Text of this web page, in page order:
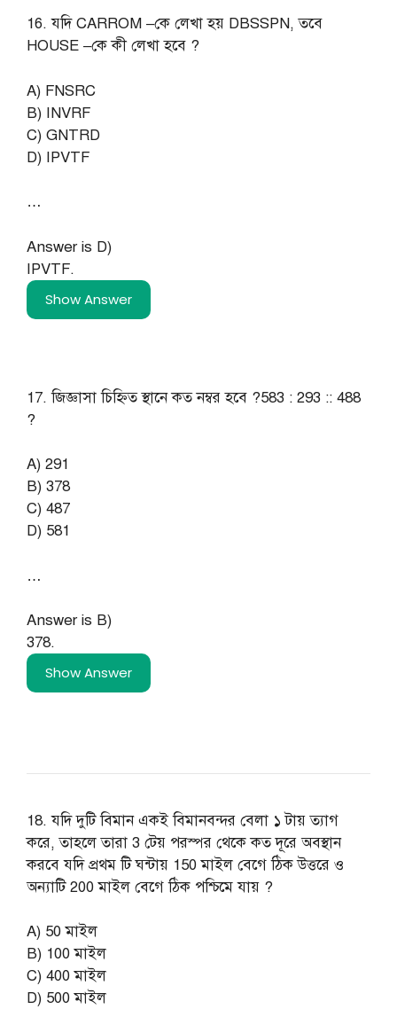
16. যদি CARROM –কে লেখা হয় DBSSPN, তবে
HOUSE –কে কী লেখা হবে ?
A) FNSRC
B) INVRF
C) GNTRD
D) IPVTF
…
Answer is D)
IPVTF.
Show Answer
17. জিজ্ঞাসা চিহ্নিত স্থানে কত নম্বর হবে ?583 : 293 :: 488
?
A) 291
B) 378
C) 487
D) 581
…
Answer is B)
378.
Show Answer
18. যদি দুটি বিমান একই বিমানবন্দর বেলা ১ টায় ত্যাগ
করে, তাহলে তারা 3 টেয় পরস্পর থেকে কত দূরে অবস্থান
করবে যদি প্রথম টি ঘন্টায় 150 মাইল বেগে ঠিক উত্তরে ও
অন্যাটি 200 মাইল বেগে ঠিক পশ্চিমে যায় ?
A) 50 মাইল
B) 100 মাইল
C) 400 মাইল
D) 500 মাইল